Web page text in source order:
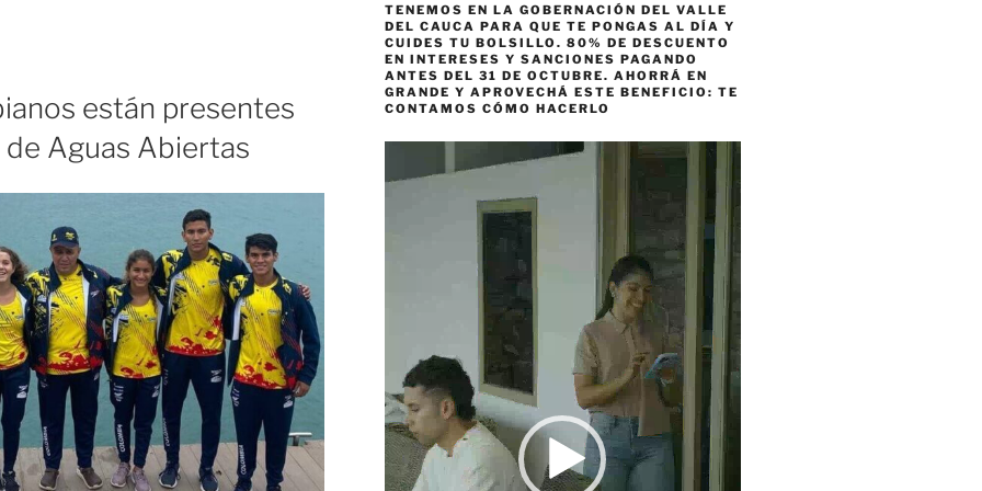
están presentes
Aguas Abiertas
TENEMOS EN LA GOBERNACIÓN DEL VALLE
DEL CAUCA PARA QUE TE PONGAS AL DÍA Y
CUIDES TU BOLSILLO. 80% DE DESCUENTO
EN INTERESES Y SANCIONES PAGANDO
ANTES DEL 31 DE OCTUBRE. AHORRÁ EN
GRANDE Y APROVECHÁ ESTE BENEFICIO: TE
CONTAMOS CÓMO HACERLO
de